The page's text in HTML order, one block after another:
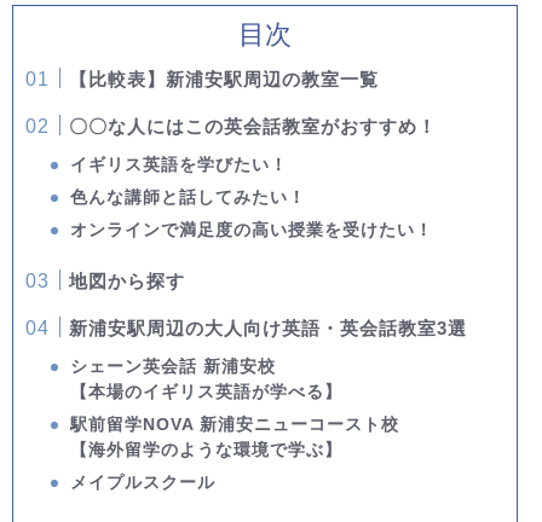
目次
【比較表】新浦安駅周辺の教室一覧
〇〇な人にはこの英会話教室がおすすめ！
イギリス英語を学びたい！
色んな講師と話してみたい！
オンラインで満足度の高い授業を受けたい！
地図から探す
新浦安駅周辺の大人向け英語・英会話教室3選
シェーン英会話 新浦安校
【本場のイギリス英語が学べる】
駅前留学NOVA 新浦安ニューコースト校
【海外留学のような環境で学ぶ】
メイプルスクール